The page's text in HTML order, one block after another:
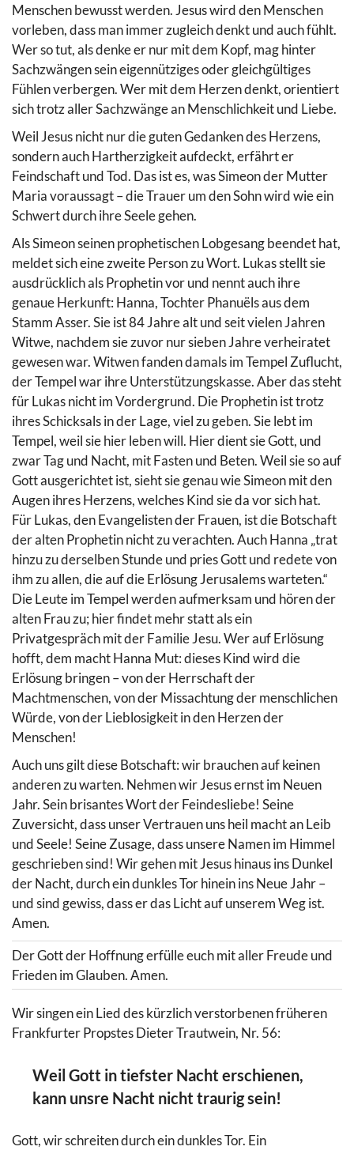
Menschen bewusst werden. Jesus wird den Menschen
vorleben, dass man immer zugleich denkt und auch fühlt.
Wer so tut, als denke er nur mit dem Kopf, mag hinter
Sachzwängen sein eigennütziges oder gleichgültiges
Fühlen verbergen. Wer mit dem Herzen denkt, orientiert
sich trotz aller Sachzwänge an Menschlichkeit und Liebe.
Weil Jesus nicht nur die guten Gedanken des Herzens,
sondern auch Hartherzigkeit aufdeckt, erfährt er
Feindschaft und Tod. Das ist es, was Simeon der Mutter
Maria voraussagt – die Trauer um den Sohn wird wie ein
Schwert durch ihre Seele gehen.
Als Simeon seinen prophetischen Lobgesang beendet hat,
meldet sich eine zweite Person zu Wort. Lukas stellt sie
ausdrücklich als Prophetin vor und nennt auch ihre
genaue Herkunft: Hanna, Tochter Phanuëls aus dem
Stamm Asser. Sie ist 84 Jahre alt und seit vielen Jahren
Witwe, nachdem sie zuvor nur sieben Jahre verheiratet
gewesen war. Witwen fanden damals im Tempel Zuflucht,
der Tempel war ihre Unterstützungskasse. Aber das steht
für Lukas nicht im Vordergrund. Die Prophetin ist trotz
ihres Schicksals in der Lage, viel zu geben. Sie lebt im
Tempel, weil sie hier leben will. Hier dient sie Gott, und
zwar Tag und Nacht, mit Fasten und Beten. Weil sie so auf
Gott ausgerichtet ist, sieht sie genau wie Simeon mit den
Augen ihres Herzens, welches Kind sie da vor sich hat.
Für Lukas, den Evangelisten der Frauen, ist die Botschaft
der alten Prophetin nicht zu verachten. Auch Hanna „trat
hinzu zu derselben Stunde und pries Gott und redete von
ihm zu allen, die auf die Erlösung Jerusalems warteten.“
Die Leute im Tempel werden aufmerksam und hören der
alten Frau zu; hier findet mehr statt als ein
Privatgespräch mit der Familie Jesu. Wer auf Erlösung
hofft, dem macht Hanna Mut: dieses Kind wird die
Erlösung bringen – von der Herrschaft der
Machtmenschen, von der Missachtung der menschlichen
Würde, von der Lieblosigkeit in den Herzen der
Menschen!
Auch uns gilt diese Botschaft: wir brauchen auf keinen
anderen zu warten. Nehmen wir Jesus ernst im Neuen
Jahr. Sein brisantes Wort der Feindesliebe! Seine
Zuversicht, dass unser Vertrauen uns heil macht an Leib
und Seele! Seine Zusage, dass unsere Namen im Himmel
geschrieben sind! Wir gehen mit Jesus hinaus ins Dunkel
der Nacht, durch ein dunkles Tor hinein ins Neue Jahr –
und sind gewiss, dass er das Licht auf unserem Weg ist.
Amen.
Der Gott der Hoffnung erfülle euch mit aller Freude und
Frieden im Glauben. Amen.
Wir singen ein Lied des kürzlich verstorbenen früheren
Frankfurter Propstes Dieter Trautwein, Nr. 56:
Weil Gott in tiefster Nacht erschienen,
kann unsre Nacht nicht traurig sein!
Gott, wir schreiten durch ein dunkles Tor. Ein